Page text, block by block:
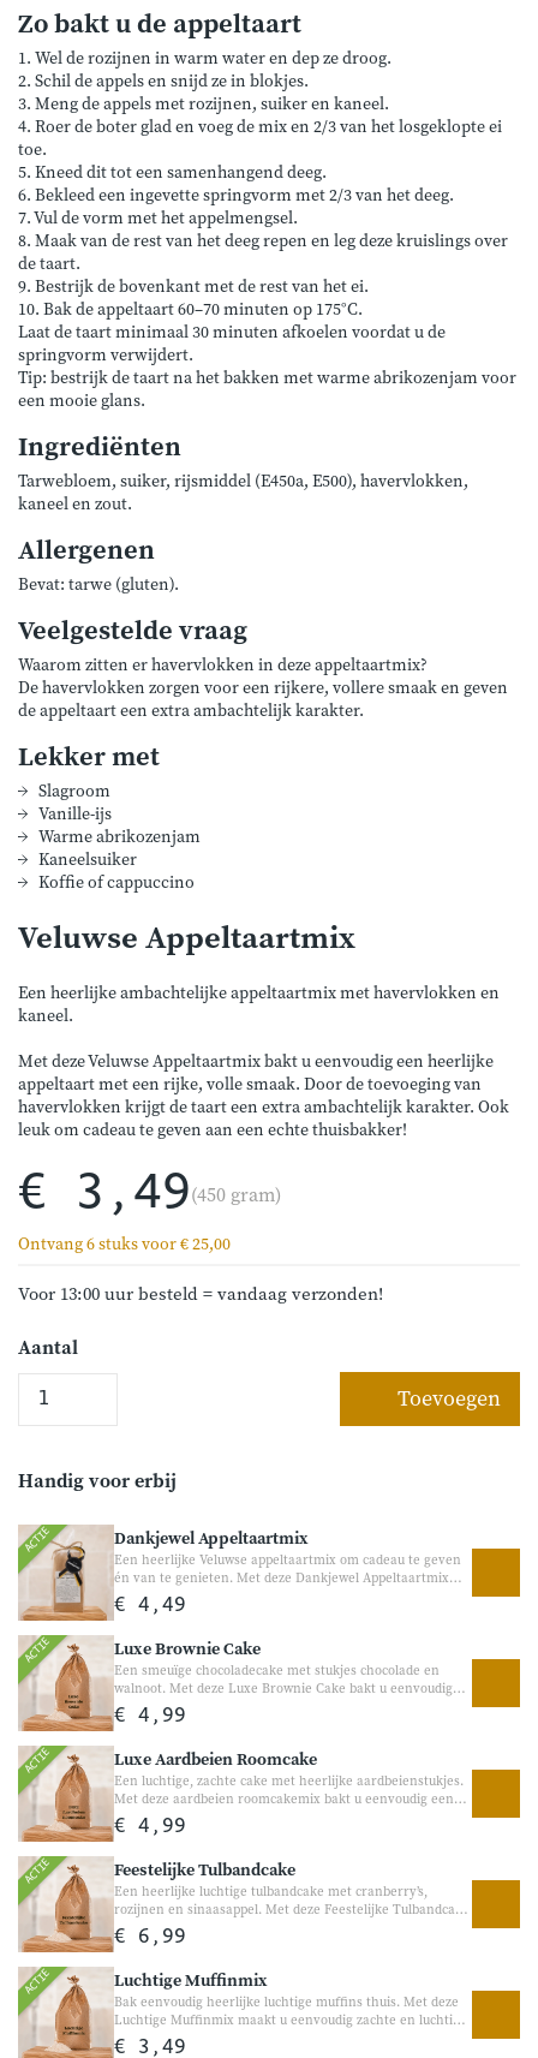
Zo bakt u de appeltaart
1. Wel de rozijnen in warm water en dep ze droog.
2. Schil de appels en snijd ze in blokjes.
3. Meng de appels met rozijnen, suiker en kaneel.
4. Roer de boter glad en voeg de mix en 2/3 van het losgeklopte ei
toe.
5. Kneed dit tot een samenhangend deeg.
6. Bekleed een ingevette springvorm met 2/3 van het deeg.
7. Vul de vorm met het appelmengsel.
8. Maak van de rest van het deeg repen en leg deze kruislings over
de taart.
9. Bestrijk de bovenkant met de rest van het ei.
10. Bak de appeltaart 60–70 minuten op 175°C.
Laat de taart minimaal 30 minuten afkoelen voordat u de
springvorm verwijdert.
Tip: bestrijk de taart na het bakken met warme abrikozenjam voor
een mooie glans.
Ingrediënten
Tarwebloem, suiker, rijsmiddel (E450a, E500), havervlokken,
kaneel en zout.
Allergenen
Bevat: tarwe (gluten).
Veelgestelde vraag
Waarom zitten er havervlokken in deze appeltaartmix?
De havervlokken zorgen voor een rijkere, vollere smaak en geven
de appeltaart een extra ambachtelijk karakter.
Lekker met
Slagroom
Vanille-ijs
Warme abrikozenjam
Kaneelsuiker
Koffie of cappuccino
Veluwse Appeltaartmix
Een heerlijke ambachtelijke appeltaartmix met havervlokken en
kaneel.
Met deze Veluwse Appeltaartmix bakt u eenvoudig een heerlijke
appeltaart met een rijke, volle smaak. Door de toevoeging van
havervlokken krijgt de taart een extra ambachtelijk karakter. Ook
leuk om cadeau te geven aan een echte thuisbakker!
€ 3,49(450 gram)
Ontvang 6 stuks voor € 25,00
Voor 13:00 uur besteld = vandaag verzonden!
Aantal
Toevoegen
Handig voor erbij
ACTIE Dankjewel Appeltaartmix
Een heerlijke Veluwse appeltaartmix om cadeau te geven
én van te genieten. Met deze Dankjewel Appeltaartmix
geeft u een origineel en smakelijk cadeau. De
ambachtelijke appeltaartmix met havervlokken en kaneel
bakmoment iets gezelligs. Perfect als bedankje voor
familie, vrienden, collega’s, juf of meester.
€ 4,49
ACTIE Luxe Brownie Cake
Een smeuïge chocoladecake met stukjes chocolade en
walnoot. Met deze Luxe Brownie Cake bakt u eenvoudig
een volle, rijke chocoladecake met echte chocoladestukjes,
amandel en walnoot. Perfect voor chocoladeliefhebbers en
traktatie tussendoor.
€ 4,99
ACTIE Luxe Aardbeien Roomcake
Een luchtige, zachte cake met heerlijke aardbeienstukjes.
Met deze aardbeien roomcakemix bakt u eenvoudig een
heerlijke cake met een romige structuur en een zachte
aardbeiensmaak. Perfect voor bij de koffie, een verjaardag
€ 4,99
ACTIE Feestelijke Tulbandcake
Een heerlijke luchtige tulbandcake met cranberry’s,
rozijnen en sinaasappel. Met deze Feestelijke Tulbandcake
bakt u eenvoudig een rijke en luchtige cake gevuld met
heerlijk fruit en een zachte vanillesmaak. Perfect voor
€ 6,99
ACTIE Luchtige Muffinmix
Bak eenvoudig heerlijke luchtige muffins thuis. Met deze
Luchtige Muffinmix maakt u eenvoudig zachte en luchtige
muffins die perfect zijn voor bij de koffie, een verjaardag
€ 3,49